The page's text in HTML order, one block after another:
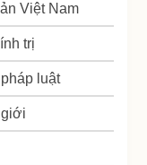
Việt Nam
trị
luật